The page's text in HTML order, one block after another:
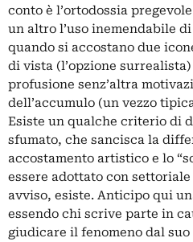
conto è l’ortodossia
un altro l’uso inemendabile
quando si accostano due
di vista (l’opzione
profusione senz’altra
dell’accumulo (un vezzo
Esiste un qualche criterio di
sfumato, che sancisca la
accostamento artistico e lo
essere adottato con
avviso, esiste. Anticipo qui
essendo chi scrive parte in
giudicare il fenomeno dal